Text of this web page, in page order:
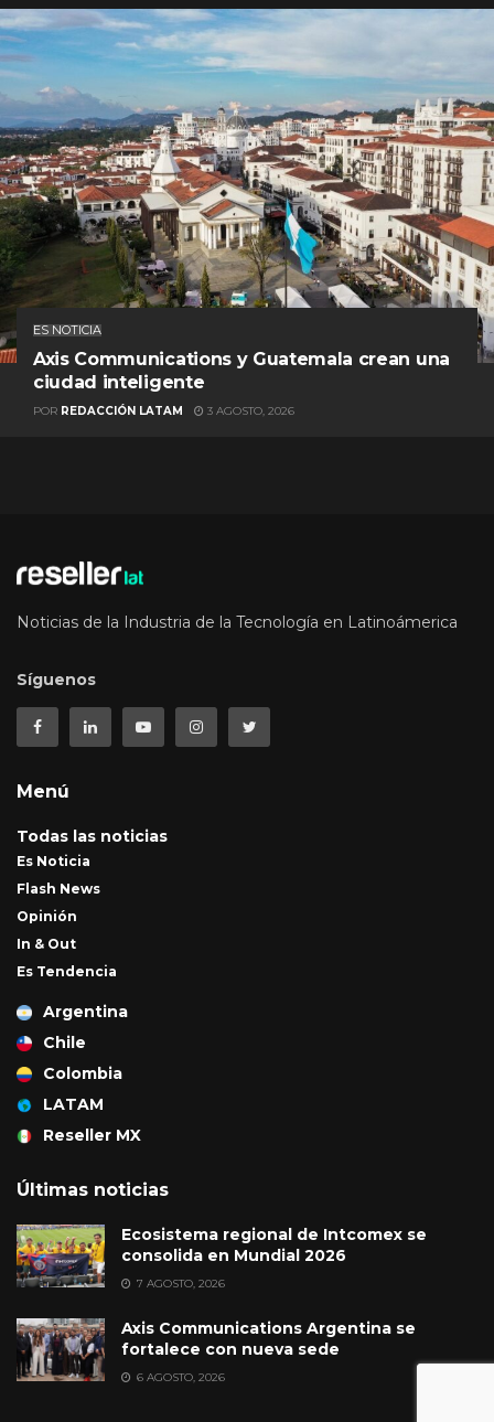
ES NOTICIA
Axis Communications y Guatemala crean una
ciudad inteligente
POR REDACCIÓN LATAM 3 AGOSTO, 2026
Noticias de la Industria de la Tecnología en Latinoámerica
Síguenos
Menú
Todas las noticias
Es Noticia
Flash News
Opinión
In & Out
Es Tendencia
Argentina
Chile
Colombia
LATAM
Reseller MX
Últimas noticias
Ecosistema regional de Intcomex se
consolida en Mundial 2026
7 AGOSTO, 2026
Axis Communications Argentina se
fortalece con nueva sede
6 AGOSTO, 2026